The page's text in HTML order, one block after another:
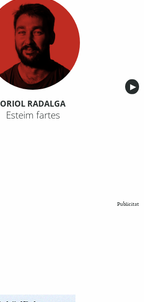
▶︎
ORIOL RADALGA
Esteim fartes
Publicitat